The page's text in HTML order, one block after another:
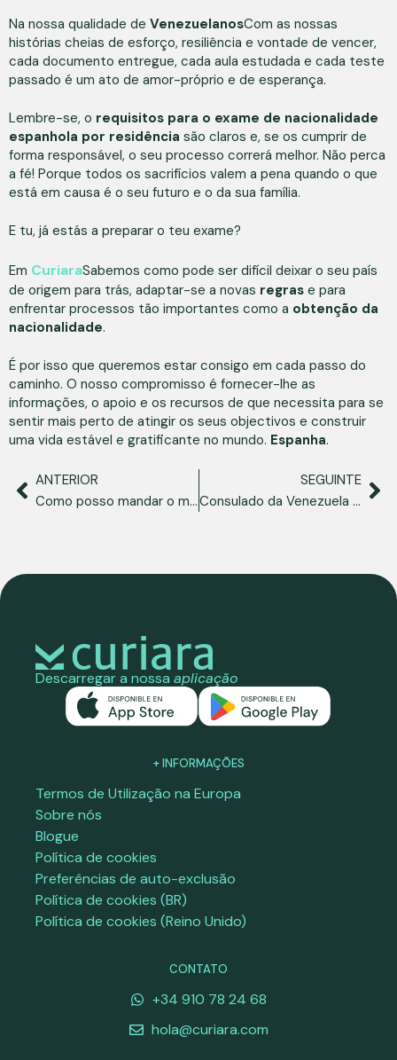
Na nossa qualidade de VenezuelanosCom as nossas
histórias cheias de esforço, resiliência e vontade de vencer,
cada documento entregue, cada aula estudada e cada teste
passado é um ato de amor-próprio e de esperança.
Lembre-se, o requisitos para o exame de nacionalidade
espanhola por residência são claros e, se os cumprir de
forma responsável, o seu processo correrá melhor. Não perca
a fé! Porque todos os sacrifícios valem a pena quando o que
está em causa é o seu futuro e o da sua família.
E tu, já estás a preparar o teu exame?
Em CuriaraSabemos como pode ser difícil deixar o seu país
de origem para trás, adaptar-se a novas regras e para
enfrentar processos tão importantes como a obtenção da
nacionalidade.
É por isso que queremos estar consigo em cada passo do
caminho. O nosso compromisso é fornecer-lhe as
informações, o apoio e os recursos de que necessita para se
sentir mais perto de atingir os seus objectivos e construir
uma vida estável e gratificante no mundo. Espanha.
ANTERIOR
Como posso mandar o meu filho para a escola em Espanha sendo venezuelano?
SEGUINTE
Consulado da Venezuela em Itália: saber onde se encontram e que formalidades podem ser cumpridas
Descarregar a nossa aplicação
+ INFORMAÇÕES
Termos de Utilização na Europa
Sobre nós
Blogue
Política de cookies
Preferências de auto-exclusão
Política de cookies (BR)
Política de cookies (Reino Unido)
CONTATO
+34 910 78 24 68
hola@curiara.com